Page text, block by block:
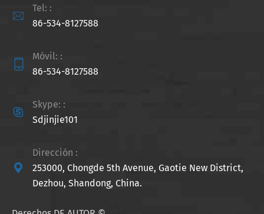

Tel: :
86-534-8127588

Móvil: :
86-534-8127588

Skype: :
Sdjinjie101

Dirección :
253000, Chongde 5th Avenue, Gaotie New District,
Dezhou, Shandong, China.